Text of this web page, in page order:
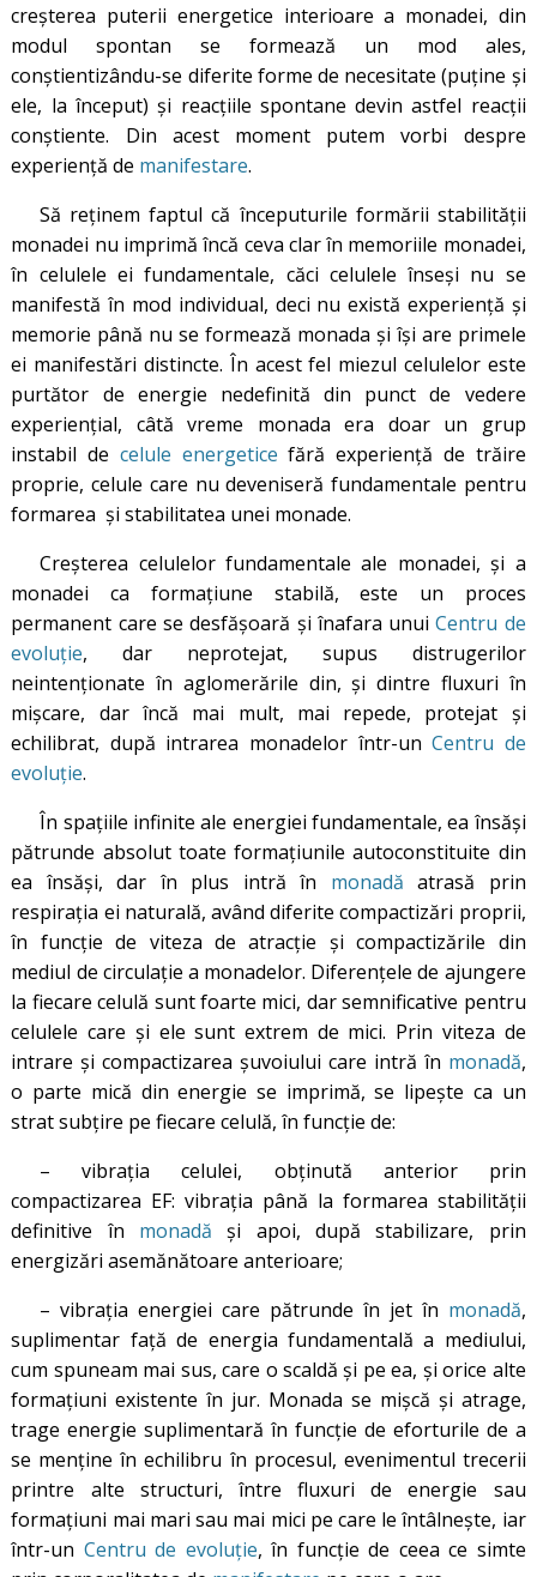
creșterea puterii energetice interioare a monadei, din
modul spontan se formează un mod ales,
conștientizându-se diferite forme de necesitate (puține și
ele, la început) și reacțiile spontane devin astfel reacții
conștiente. Din acest moment putem vorbi despre
experiență de manifestare.
Să reţinem faptul că începuturile formării stabilităţii
monadei nu imprimă încă ceva clar în memoriile monadei,
în celulele ei fundamentale, căci celulele înseși nu se
manifestă în mod individual, deci nu există experiență și
memorie până nu se formează monada și își are primele
ei manifestări distincte. În acest fel miezul celulelor este
purtător de energie nedefinită din punct de vedere
experienţial, câtă vreme monada era doar un grup
instabil de celule energetice fără experiență de trăire
proprie, celule care nu deveniseră fundamentale pentru
formarea și stabilitatea unei monade.
Creşterea celulelor fundamentale ale monadei, şi a
monadei ca formaţiune stabilă, este un proces
permanent care se desfăşoară şi înafara unuiCentru de
evoluţie, dar neprotejat, supus distrugerilor
neintenționate în aglomerările din, și dintre fluxuri în
mișcare, dar încă mai mult, mai repede, protejat şi
echilibrat, după intrarea monadelor într-unCentru de
evoluţie.
În spațiile infinite ale energiei fundamentale, ea însăși
pătrunde absolut toate formațiunile autoconstituite din
ea însăși, dar în plus intră în monadă atrasă prin
respirația ei naturală, având diferite compactizări proprii,
în funcție de viteza de atracție și compactizările din
mediul de circulație a monadelor. Diferențele de ajungere
la fiecare celulă sunt foarte mici, dar semnificative pentru
celulele care şi ele sunt extrem de mici. Prin viteza de
intrare şi compactizarea şuvoiului care intră în monadă,
o parte mică din energie se imprimă, se lipeşte ca un
strat subţire pe fiecare celulă, în funcţie de:
– vibraţia celulei, obţinută anterior prin
compactizarea EF: vibrația până la formarea stabilităţii
definitive în monadă şi apoi, după stabilizare, prin
energizări asemănătoare anterioare;
– vibraţia energiei care pătrunde în jet în monadă,
suplimentar faţă de energia fundamentală a mediului,
cum spuneam mai sus, care o scaldă şi pe ea, şi orice alte
formaţiuni existente în jur. Monada se mişcă şi atrage,
trage energie suplimentară în funcţie de eforturile de a
se menţine în echilibru în procesul, evenimentul trecerii
printre alte structuri, între fluxuri de energie sau
formaţiuni mai mari sau mai mici pe care le întâlneşte, iar
într-un Centru de evoluţie, în funcţie de ceea ce simte